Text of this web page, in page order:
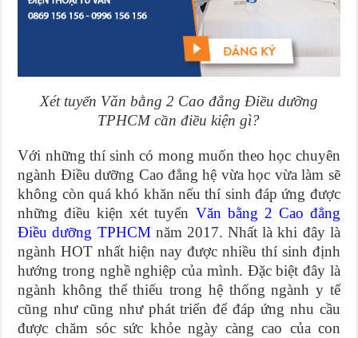
Xét tuyển Văn bằng 2 Cao đẳng Điều dưỡng
TPHCM cần điều kiện gì?
Với những thí sinh có mong muốn theo học chuyên
ngành Điều dưỡng Cao đẳng hệ vừa học vừa làm sẽ
không còn quá khó khăn nếu thí sinh đáp ứng được
những điều kiện xét tuyển Văn bằng 2 Cao đẳng
Điều dưỡng TPHCMnăm 2017. Nhất là khi đây là
ngành HOT nhất hiện nay được nhiều thí sinh định
hướng trong nghề nghiệp của mình. Đặc biệt đây là
ngành không thể thiếu trong hệ thống ngành y tế
cũng như cũng như phát triển để đáp ứng nhu cầu
được chăm sóc sức khỏe ngày càng cao của con